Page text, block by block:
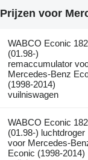
Prijzen voor
WABCO Econic
(01.98-)
remaccumulator
Mercedes-Benz
(1998-2014)
vuilniswagen
WABCO Econic
(01.98-) luchtdroger
voor Mercedes-
Econic (1998-2014)